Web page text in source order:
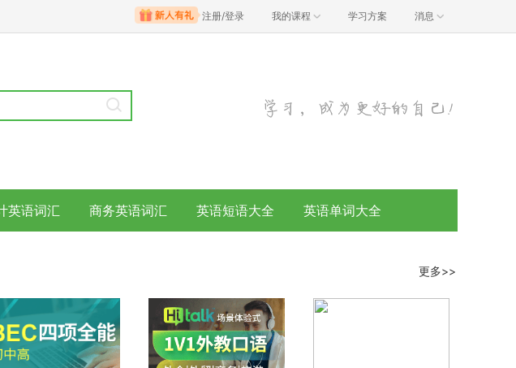
注册/登录 我的课程 学习方案 消息
英语词汇 商务英语词汇 英语短语大全 英语单词大全
更多>>